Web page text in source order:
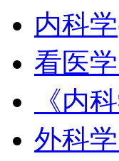
内科
看医
《内
外科